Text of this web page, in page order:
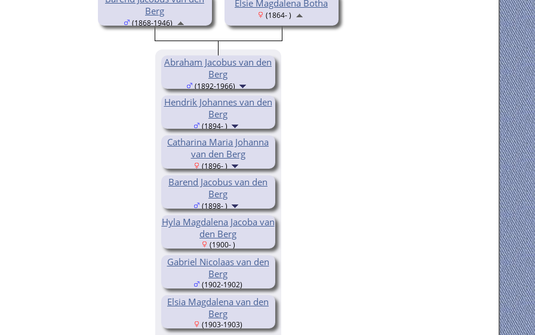
Berg
(1868-1946)
Elsie Magdalena Botha
(1864- )
Abraham Jacobus van den
Berg
(1892-1966)
Hendrik Johannes van den
Berg
(1894- )
Catharina Maria Johanna
van den Berg
(1896- )
Barend Jacobus van den
Berg
(1898- )
Hyla Magdalena Jacoba van
den Berg
(1900- )
Gabriel Nicolaas van den
Berg
(1902-1902)
Elsia Magdalena van den
Berg
(1903-1903)